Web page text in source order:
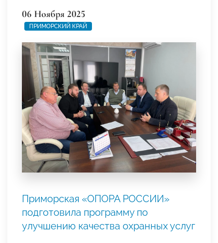
06 Ноября 2025
ПРИМОРСКИЙ КРАЙ
Приморская «ОПОРА РОССИИ»
подготовила программу по
улучшению качества охранных услуг